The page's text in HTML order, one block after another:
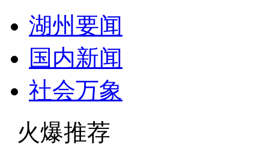
湖州要闻
国内新闻
社会万象
火爆推荐